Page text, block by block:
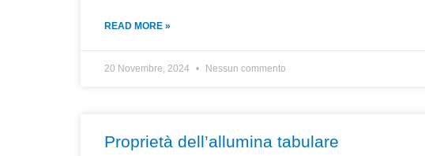
READ MORE »
20 Novembre, 2024 Nessun commento
Proprietà dell’allumina tabulare